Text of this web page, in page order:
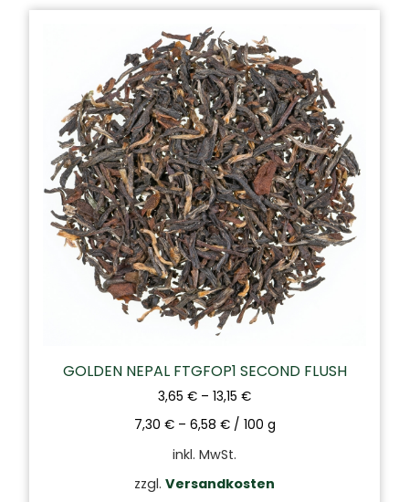
GOLDEN NEPAL FTGFOP1 SECOND FLUSH
3,65 € – 13,15 €
7,30 €– 6,58 €/ 100 g
inkl. MwSt.
zzgl. Versandkosten